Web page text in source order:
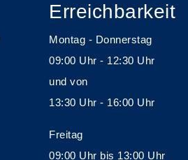
Erreichbarkeit
Montag - Donnerstag
09:00 Uhr - 12:30 Uhr
und von
13:30 Uhr - 16:00 Uhr
Freitag
09:00 Uhr bis 13:00 Uhr